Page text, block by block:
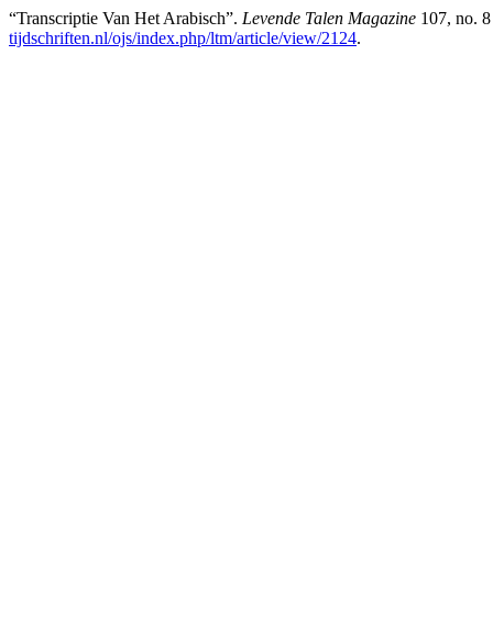
“Transcriptie Van Het Arabisch”. Levende Talen Magazine 107, no.
tijdschriften.nl/ojs/index.php/ltm/article/view/2124.